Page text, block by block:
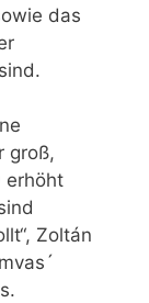
das
groß,
erhöht
Zoltán